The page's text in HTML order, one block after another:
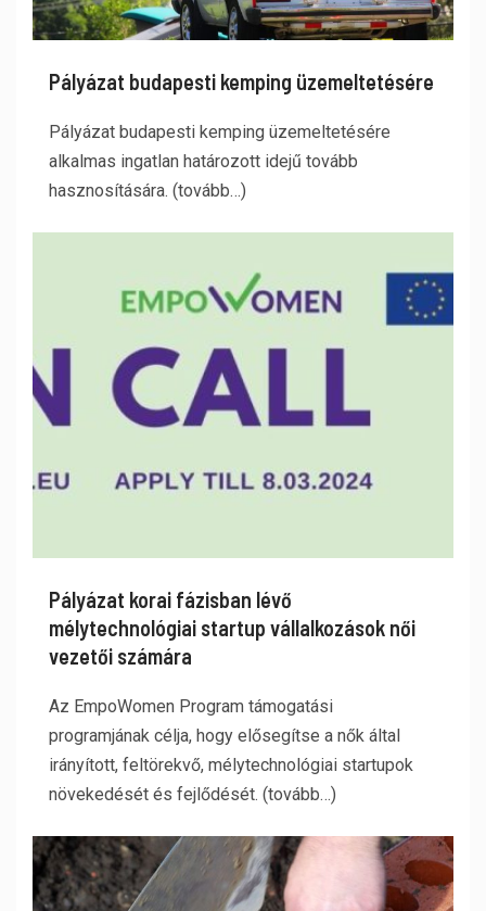
Pályázat budapesti kemping üzemeltetésére
Pályázat budapesti kemping üzemeltetésére
alkalmas ingatlan határozott idejű tovább
hasznosítására. (tovább…)
Pályázat korai fázisban lévő
mélytechnológiai startup vállalkozások női
vezetői számára
Az EmpoWomen Program támogatási
programjának célja, hogy elősegítse a nők által
irányított, feltörekvő, mélytechnológiai startupok
növekedését és fejlődését. (tovább…)